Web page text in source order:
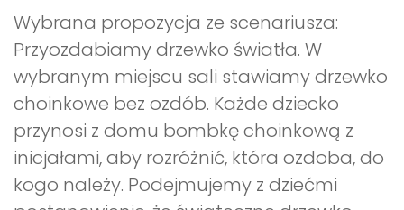
Wybrana propozycja ze scenariusza:
Przyozdabiamy drzewko światła. W
wybranym miejscu sali stawiamy drzewko
choinkowe bez ozdób. Każde dziecko
przynosi z domu bombkę choinkową z
inicjałami, aby rozróżnić, która ozdoba, do
kogo należy. Podejmujemy z dziećmi